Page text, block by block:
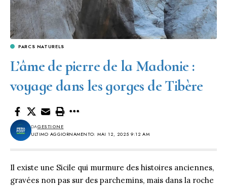
PARCS NATURELS
L’âme de pierre de la Madonie :
voyage dans les gorges de Tibère
ULTIMO AGGIORNAMENTO: MAI 12, 2025 9:12 AM
DAGESTIONE
Il existe une Sicile qui murmure des histoires anciennes,
gravées non pas sur des parchemins, mais dans la roche